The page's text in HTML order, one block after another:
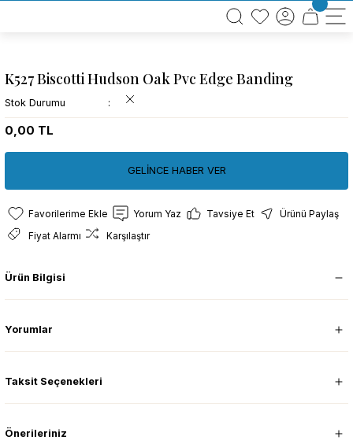
BÜTÜN ALIŞVERİŞLERİNİZDE KARGO BEDAVA!
TÜRKİYE GENELİNDE 10.000 MÜŞTERİ REFERANSI
K527 Biscotti Hudson Oak Pvc Edge Banding
Stok Durumu
0,00 TL
GELİNCE HABER VER
Yorum Yaz Tavsiye Et
Ürünü Paylaş
Fiyat Alarmı
Karşılaştır
Ürün Bilgisi
Yorumlar
Taksit Seçenekleri
Önerileriniz